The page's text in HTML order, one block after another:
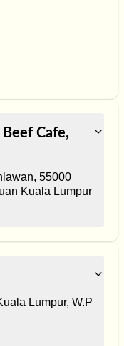
Cafe,
55000
Kuala Lumpur
Lumpur, W.P